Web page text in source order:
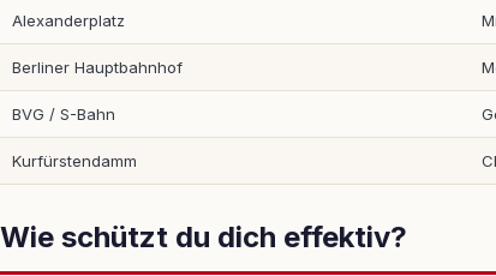
Alexanderplatz
Berliner Hauptbahnhof
BVG / S-Bahn
Kurfürstendamm
Wie schützt du dich effektiv?